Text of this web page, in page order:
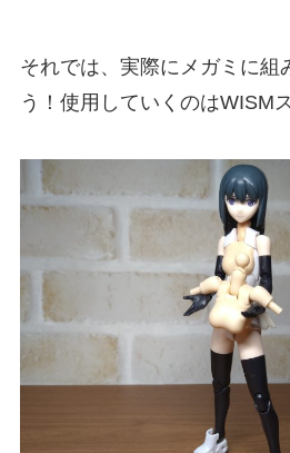
それでは、実際にメガミに組
う！使用していくのはWISM